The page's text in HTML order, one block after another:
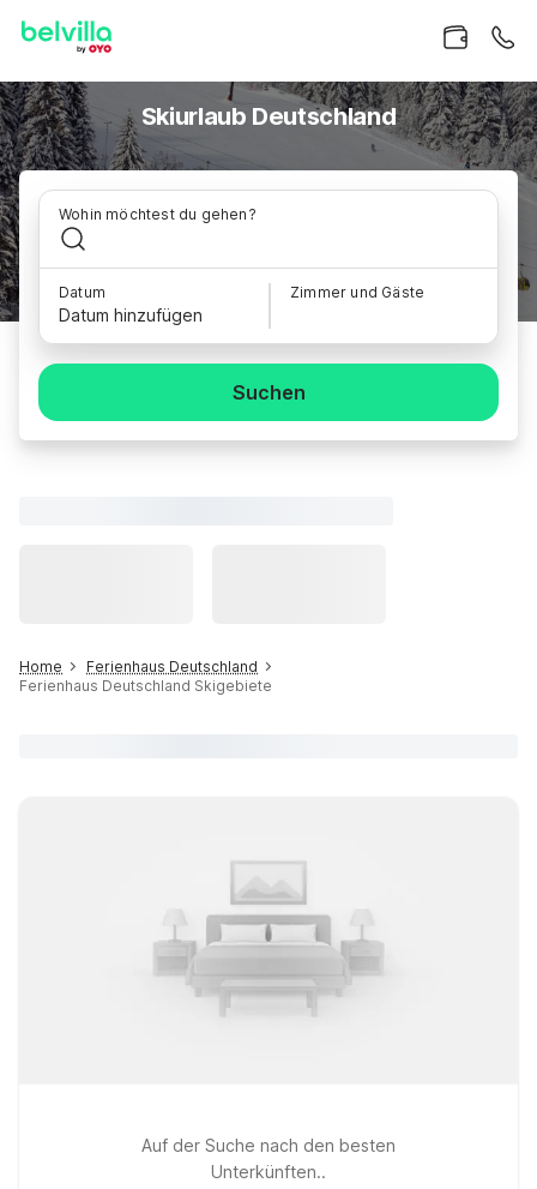
Skiurlaub Deutschland
Wohin möchtest du gehen?
Datum
Datum hinzufügen
Zimmer und Gäste
Suchen
Home
Ferienhaus Deutschland
Ferienhaus Deutschland Skigebiete
Auf der Suche nach den besten
Unterkünften..